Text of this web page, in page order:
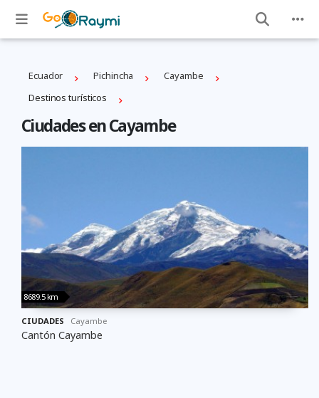
Ecuador Pichincha
Cayambe
Destinos turísticos
Ciudades en Cayambe
8689.5 km
CIUDADES Cayambe
Cantón Cayambe